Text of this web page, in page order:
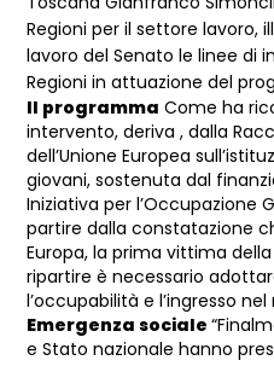
Regioni per il settore lavoro,
lavoro del Senato le linee di
Regioni in attuazione del
Il programma Come ha
intervento, deriva , dalla
dell’Unione Europea
giovani, sostenuta dal
Iniziativa per l’Occupazione
partire dalla constatazione
Europa, la prima vittima
ripartire è necessario
l’occupabilità e l’ingresso
Emergenza sociale
e Stato nazionale hanno